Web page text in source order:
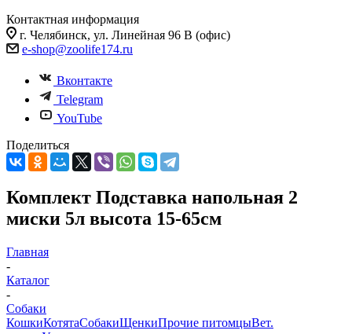
Контактная информация
г. Челябинск, ул. Линейная 96 В (офис)
e-shop@zoolife174.ru
Вконтакте
Telegram
YouTube
Поделиться
Комплект Подставка напольная 2
миски 5л высота 15-65см
Главная
-
Каталог
-
Собаки
КошкиКотятаСобакиЩенкиПрочие питомцыВет.